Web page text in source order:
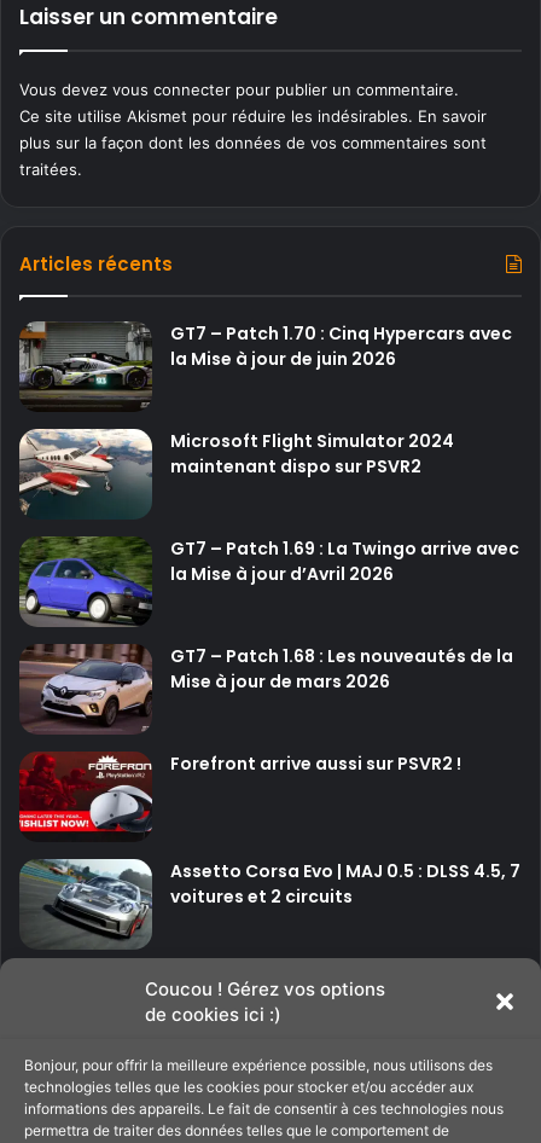
Coucou ! Gérez vos options
de cookies ici :)
Bonjour, pour offrir la meilleure expérience possible, nous utilisons des
technologies telles que les cookies pour stocker et/ou accéder aux
informations des appareils. Le fait de consentir à ces technologies nous
permettra de traiter des données telles que le comportement de
Laisser un commentaire
Vous devez vous connecter pour publier un commentaire.
Ce site utilise Akismet pour réduire les indésirables. En savoir
plus sur la façon dont les données de vos commentaires sont
traitées.
Articles récents
GT7 – Patch 1.70 : Cinq Hypercars avec
la Mise à jour de juin 2026
Microsoft Flight Simulator 2024
maintenant dispo sur PSVR2
GT7 – Patch 1.69 : La Twingo arrive avec
la Mise à jour d’Avril 2026
GT7 – Patch 1.68 : Les nouveautés de la
Mise à jour de mars 2026
Forefront arrive aussi sur PSVR2 !
Assetto Corsa Evo | MAJ 0.5 : DLSS 4.5, 7
voitures et 2 circuits
P
a
e
p
P
e
s
Soutenir le site